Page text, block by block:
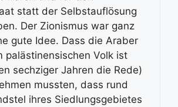
statt der Selbstauflösung
Der Zionismus war ganz
gute Idee. Dass die Araber
palästinensischen Volk ist
sechziger Jahren die Rede)
mussten, dass rund
ihres Siedlungsgebietes